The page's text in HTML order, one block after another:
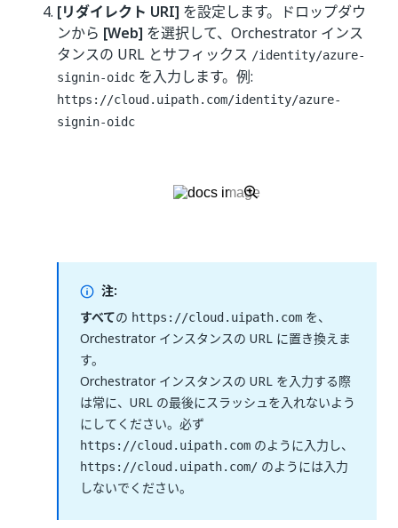
[リダイレクト URI] を設定します。ドロップダウ
ンから [Web] を選択して、Orchestrator インス
タンスの URL とサフィックス /identity/azure-
signin-oidc を入力します。例:
https://cloud.uipath.com/identity/azure-
signin-oidc
注:
すべての https://cloud.uipath.com を、
Orchestrator インスタンスの URL に置き換えま
す。
Orchestrator インスタンスの URL を入力する際
は常に、URL の最後にスラッシュを入れないよう
にしてください。必ず
https://cloud.uipath.com のように入力し、
https://cloud.uipath.com/ のようには入力
しないでください。